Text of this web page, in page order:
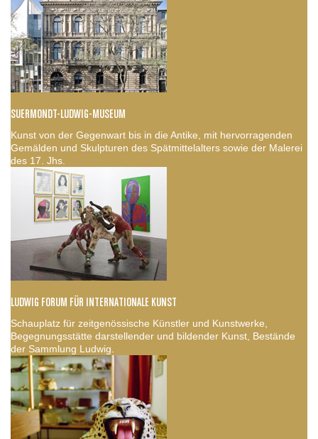
SUERMONDT-LUDWIG-MUSEUM
Kunst von der Gegenwart bis in die Antike, mit hervorragenden
Gemälden und Skulpturen des Spätmittelalters sowie der Malerei
des 17. Jhs.
LUDWIG FORUM FÜR INTERNATIONALE KUNST
Schauplatz für zeitgenössische Künstler und Kunstwerke,
Begegnungsstätte darstellender und bildender Kunst, Bestände
der Sammlung Ludwig.